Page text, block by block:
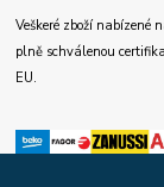
Veškeré zboží nabízené
plně schválenou
EU.